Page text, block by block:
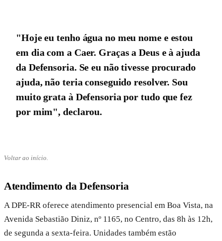
"Hoje eu tenho água no meu nome e estou
em dia com a Caer. Graças a Deus e à ajuda
da Defensoria. Se eu não tivesse procurado
ajuda, não teria conseguido resolver. Sou
muito grata à Defensoria por tudo que fez
por mim", declarou.
Voltar ao início.
Atendimento da Defensoria
A DPE-RR oferece atendimento presencial em Boa Vista, na
Avenida Sebastião Diniz, nº 1165, no Centro, das 8h às 12h,
de segunda a sexta-feira. Unidades também estão